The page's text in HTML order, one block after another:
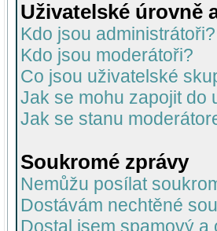
Uživatelské úrovně
Kdo jsou administrátoři?
Kdo jsou moderátoři?
Co jsou uživatelské
Jak se mohu zapojit do
Jak se stanu
Soukromé zprávy
Nemůžu posílat
Dostávám nechtěné
Dostal jsem spamový